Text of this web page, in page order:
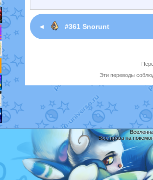
◄ #361 Snorunt
Эти переводы
Все права на